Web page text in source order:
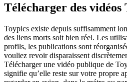
Télécharger des vidéos
Toypics existe depuis suffisamment
des liens morts soit bien réel. Les
profils, les publications sont
vouliez revoir disparaissent
Télécharger une vidéo publique de
signifie qu’elle reste sur votre propre